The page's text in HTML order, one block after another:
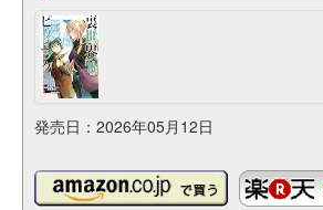
発売日：2026年05月12日